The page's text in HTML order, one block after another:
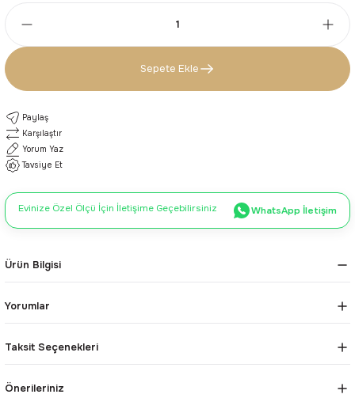
Sepete Ekle
Paylaş
Karşılaştır
Yorum Yaz
Tavsiye Et
Evinize Özel Ölçü İçin İletişime Geçebilirsiniz WhatsApp İletişim
Ürün Bilgisi
Yorumlar
Taksit Seçenekleri
Önerileriniz